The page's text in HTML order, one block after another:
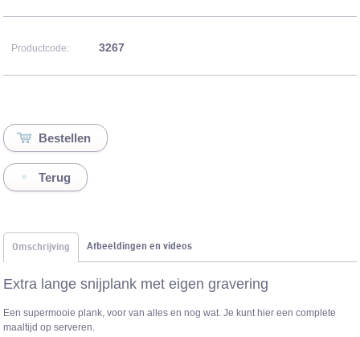
Productcode: 3267
Terug
Omschrijving Afbeeldingen en videos
Extra lange snijplank met eigen gravering
Een supermooie plank, voor van alles en nog wat. Je kunt hier een complete
maaltijd op serveren.